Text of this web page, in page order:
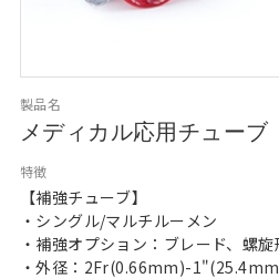
製品名
メディカル応用チューブ
特徴
【補強チューブ】
・シングル/マルチルーメン
・補強オプション：ブレード、螺
・外径：2Fr(0.66mm)-